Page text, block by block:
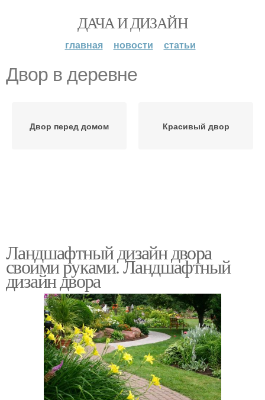
ДАЧА И ДИЗАЙН
главная новости статьи
Двор в деревне
Двор перед домом Красивый двор
Ландшафтный дизайн двора
своими руками. Ландшафтный
дизайн двора